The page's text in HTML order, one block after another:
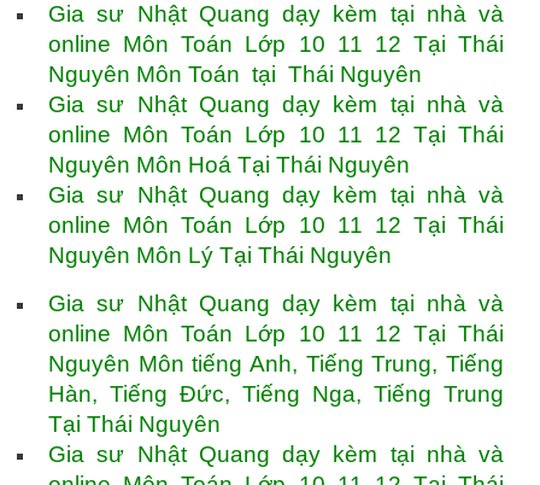
Gia sư Nhật Quang dạy kèm tại nhà và
online Môn Toán Lớp 10 11 12 Tại Thái
Nguyên Môn Toán tại Thái Nguyên
Gia sư Nhật Quang dạy kèm tại nhà và
online Môn Toán Lớp 10 11 12 Tại Thái
Nguyên Môn Hoá Tại Thái Nguyên
Gia sư Nhật Quang dạy kèm tại nhà và
online Môn Toán Lớp 10 11 12 Tại Thái
Nguyên Môn Lý Tại Thái Nguyên
Gia sư Nhật Quang dạy kèm tại nhà và
online Môn Toán Lớp 10 11 12 Tại Thái
Nguyên Môn tiếng Anh, Tiếng Trung, Tiếng
Hàn, Tiếng Đức, Tiếng Nga, Tiếng Trung
Tại Thái Nguyên
Gia sư Nhật Quang dạy kèm tại nhà và